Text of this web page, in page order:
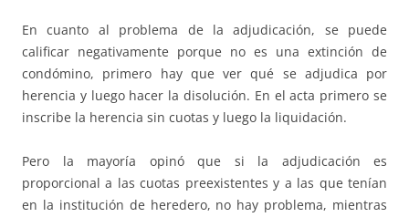
En cuanto al problema de la adjudicación, se puede
calificar negativamente porque no es una extinción de
condómino, primero hay que ver qué se adjudica por
herencia y luego hacer la disolución. En el acta primero se
inscribe la herencia sin cuotas y luego la liquidación.
Pero la mayoría opinó que si la adjudicación es
proporcional a las cuotas preexistentes y a las que tenían
en la institución de heredero, no hay problema, mientras